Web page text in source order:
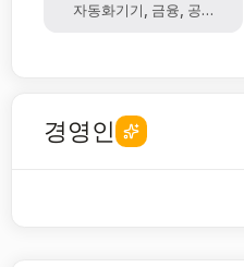
자동화기기, 금융, 공공, 단말
경영인